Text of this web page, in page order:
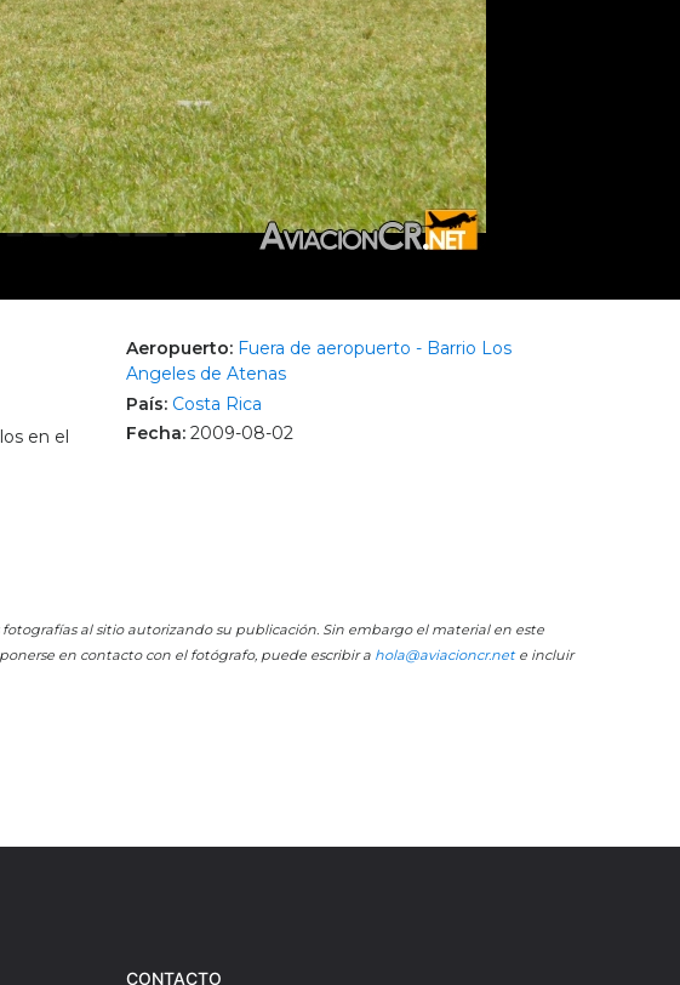
en el
Aeropuerto: Fuera de aeropuerto - Barrio Los
Angeles de Atenas
País: Costa Rica
Fecha: 2009-08-02
al sitio autorizando su publicación. Sin embargo el material en este
en contacto con el fotógrafo, puede escribir a hola@aviacioncr.nete incluir
CONTACTO